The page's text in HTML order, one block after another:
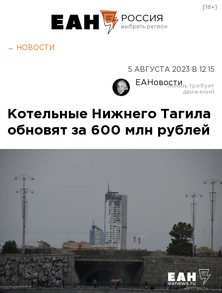
РОССИЯ
Оренбург
[18+]
← НОВОСТИ
5 АВГУСТА 2023 В 12:15
ЕАНовости
Котельные Нижнего Тагила
обновят за 600 млн рублей